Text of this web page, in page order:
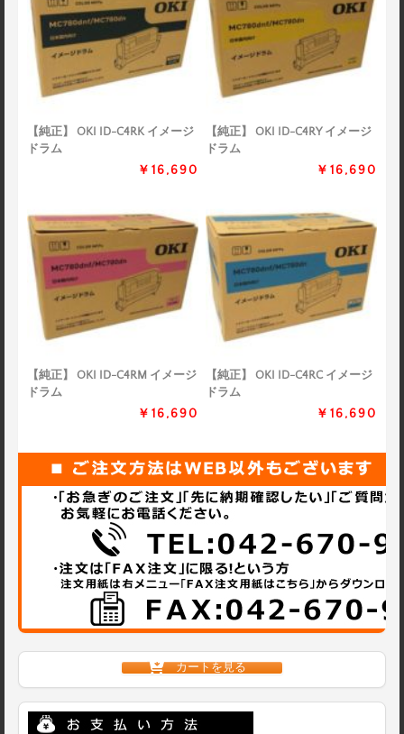
【純正】 OKI ID-C4RK イメージ
ドラム
￥16,690
【純正】 OKI ID-C4RY イメージ
ドラム
￥16,690
【純正】 OKI ID-C4RM イメージ
ドラム
￥16,690
【純正】 OKI ID-C4RC イメージ
ドラム
￥16,690
カートを見る